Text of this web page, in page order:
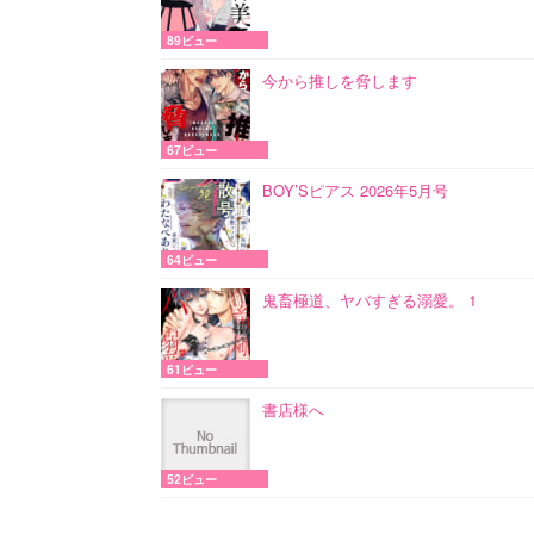
89ビュー
今から推しを脅します
67ビュー
BOY’Sピアス 2026年5月号
64ビュー
鬼畜極道、ヤバすぎる溺愛。 1
61ビュー
書店様へ
52ビュー